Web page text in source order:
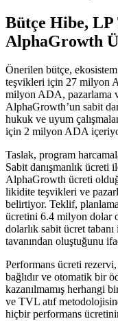
Bütçe Hibe, LP
AlphaGrowth
Önerilen bütçe,
teşvikleri için 27 milyon
milyon ADA, pazarlama
AlphaGrowth’un sabit
hukuk ve uyum
için 2 milyon ADA
Taslak, program
Sabit danışmanlık ücreti
AlphaGrowth ücreti
likidite teşvikleri ve
belirtiyor. Teklif,
ücretini 6.4 milyon dolar
dolarlık sabit ücret
tavanından oluştuğunu
Performans ücreti
bağlıdır ve otomatik bir
kazanılmamış herhangi
ve TVL atıf
hiçbir performans